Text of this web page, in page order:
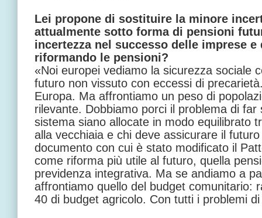
Lei propone di sostituire la minore
attualmente sotto forma di pensioni
incertezza nel successo delle imprese
riformando le pensioni?
«Noi europei vediamo la sicurezza sociale
futuro non vissuto con eccessi di
Europa. Ma affrontiamo un peso di
rilevante. Dobbiamo porci il problema di
sistema siano allocate in modo equilibrato
alla vecchiaia e chi deve assicurare il
documento con cui è stato modificato il
come riforma più utile al futuro, quella
previdenza integrativa. Ma se andiamo a
affrontiamo quello del budget comunitario:
40 di budget agricolo. Con tutti i problemi di